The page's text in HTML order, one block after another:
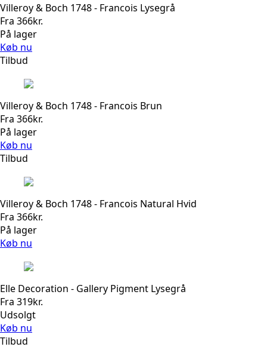
Villeroy & Boch 1748 - Francois Lysegrå
Fra 366kr.
På lager
Køb nu
Tilbud
Villeroy & Boch 1748 - Francois Brun
Fra 366kr.
På lager
Køb nu
Tilbud
Villeroy & Boch 1748 - Francois Natural Hvid
Fra 366kr.
På lager
Køb nu
Elle Decoration - Gallery Pigment Lysegrå
Fra 319kr.
Udsolgt
Køb nu
Tilbud